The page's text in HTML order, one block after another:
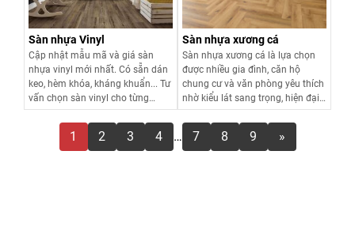
Sàn nhựa Vinyl
Cập nhật mẫu mã và giá sàn
nhựa vinyl mới nhất. Có sẵn dán
keo, hèm khóa, kháng khuẩn... Tư
vấn chọn sàn vinyl cho từng
không gian – tiết kiệm chi phí.
Xem chi tiết
Sàn nhựa xương cá
Sàn nhựa xương cá là lựa chọn
được nhiều gia đình, căn hộ
chung cư và văn phòng yêu thích
nhờ kiểu lát sang trọng, hiện đại
cùng khả năng chống nước tốt.
Giá sàn nhựa xương cá hiện nay
dao động từ khoảng 180.000 -
Xem chi tiết
1 2 3 4 … 7 8 9 »